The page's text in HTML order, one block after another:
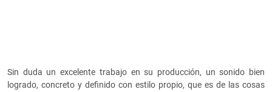
Sin duda un excelente trabajo en su producción, un sonido bien
logrado, concreto y definido con estilo propio, que es de las cosas